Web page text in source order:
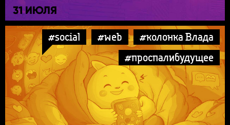
31 ИЮЛЯ
#social #web
#колонка Влада
#проспалибудущее